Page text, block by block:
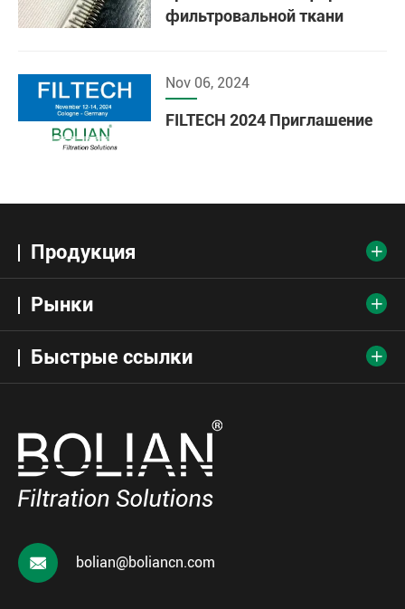
фильтровальной ткани
Nov 06, 2024
FILTECH 2024 Приглашение
Продукция 
Рынки 
Быстрые ссылки 
 bolian@boliancn.com